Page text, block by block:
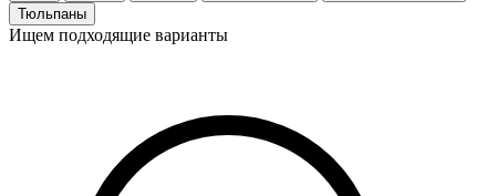
Тюльпаны
Ищем подходящие варианты